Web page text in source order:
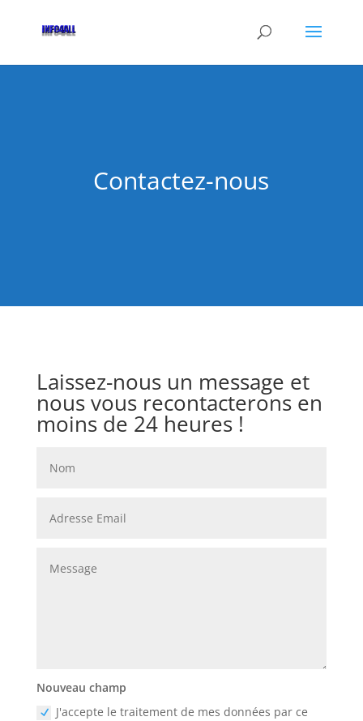
Contactez-nous
Laissez-nous un message et
nous vous recontacterons en
moins de 24 heures !
Nouveau champ
J'accepte le traitement de mes données par ce